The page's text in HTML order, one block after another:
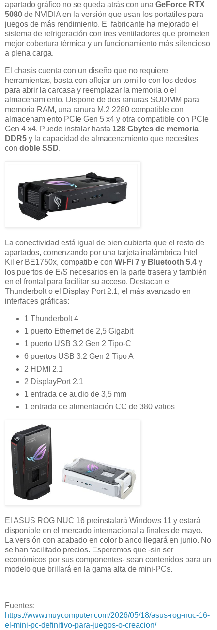
apartado gráfico no se queda atrás con una GeForce RTX
5080 de NVIDIA en la versión que usan los portátiles para
juegos de más rendimiento. El fabricante ha mejorado el
sistema de refrigeración con tres ventiladores que prometen
mejor cobertura térmica y un funcionamiento más silencioso
a plena carga.
El chasis cuenta con un diseño que no requiere
herramientas, basta con aflojar un tornillo con los dedos
para abrir la carcasa y reemplazar la memoria o el
almacenamiento. Dispone de dos ranuras SODIMM para
memoria RAM, una ranura M.2 2280 compatible con
almacenamiento PCIe Gen 5 x4 y otra compatible con PCIe
Gen 4 x4. Puede instalar hasta 128 Gbytes de memoria
DDR5 y la capacidad de almacenamiento que necesites
con doble SSD.
La conectividad está igual de bien cubierta que el resto de
apartados, comenzando por una tarjeta inalámbrica Intel
Killer BE1750x, compatible con Wi-Fi 7 y Bluetooth 5.4 y
los puertos de E/S necesarios en la parte trasera y también
en el frontal para facilitar su acceso. Destacan el
Thunderbolt o el Display Port 2.1, el más avanzado en
interfaces gráficas:
1 Thunderbolt 4
1 puerto Ethernet de 2,5 Gigabit
1 puerto USB 3.2 Gen 2 Tipo-C
6 puertos USB 3.2 Gen 2 Tipo A
2 HDMI 2.1
2 DisplayPort 2.1
1 entrada de audio de 3,5 mm
1 entrada de alimentación CC de 380 vatios
El ASUS ROG NUC 16 preinstalará Windows 11 y estará
disponible en el mercado internacional a finales de mayo.
La versión con acabado en color blanco llegará en junio. No
se han facilitado precios. Esperemos que -sin ser
económicos por sus componentes- sean contenidos para un
modelo que brillará en la gama alta de mini-PCs.
Fuentes:
https://www.muycomputer.com/2026/05/18/asus-rog-nuc-16-
el-mini-pc-definitivo-para-juegos-o-creacion/